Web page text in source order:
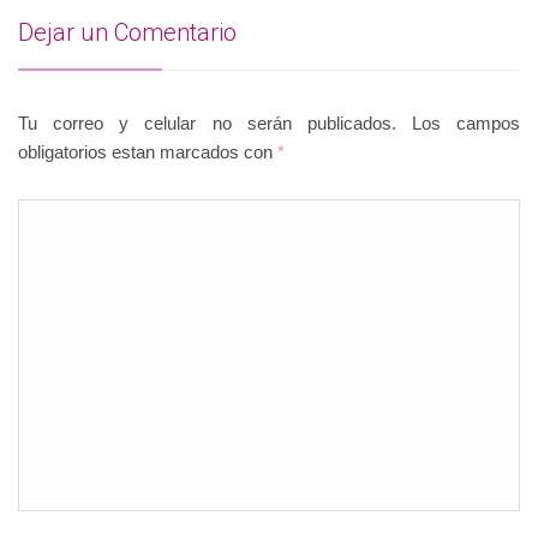
Dejar un Comentario
Tu correo y celular no serán publicados. Los campos
obligatorios estan marcados con *